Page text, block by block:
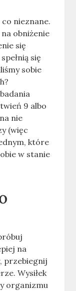
nieznane.
obniżenie
się
się
sobie
9 albo
nie
(więc
które
w stanie
na
przebiegnij
Wysiłek
organizmu